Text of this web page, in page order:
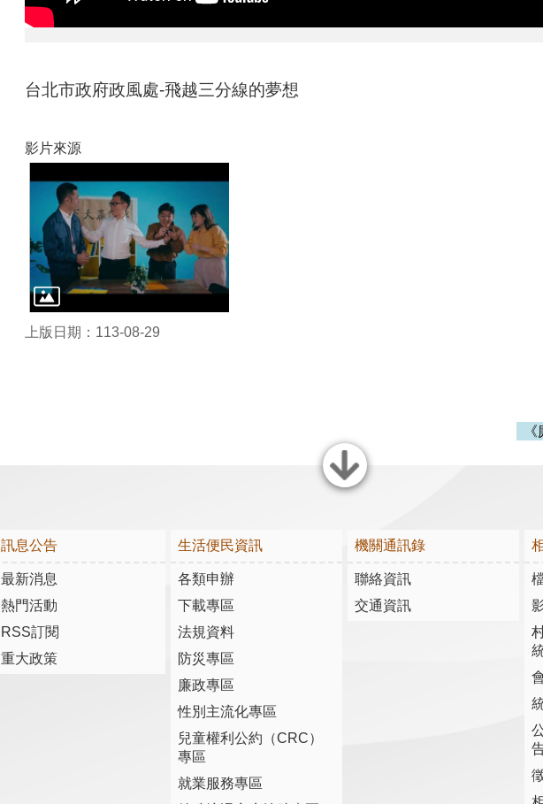
台北市政府政風處-飛越三分線的夢想
影片來源
上版日期：113-08-29
關閉
訊息公告
最新消息
熱門活動
RSS訂閱
重大政策
生活便民資訊
各類申辦
下載專區
法規資料
防災專區
廉政專區
性別主流化專區
兒童權利公約（CRC）
專區
就業服務專區
機關通訊錄
聯絡資訊
交通資訊